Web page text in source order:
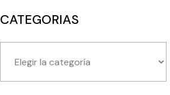
CATEGORIAS